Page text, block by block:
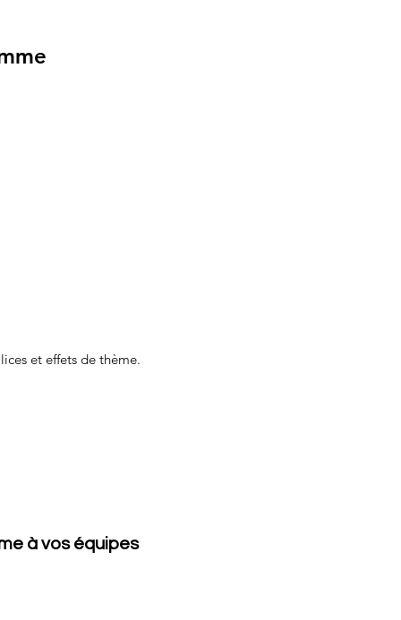
et effets de thème.
à vos équipes